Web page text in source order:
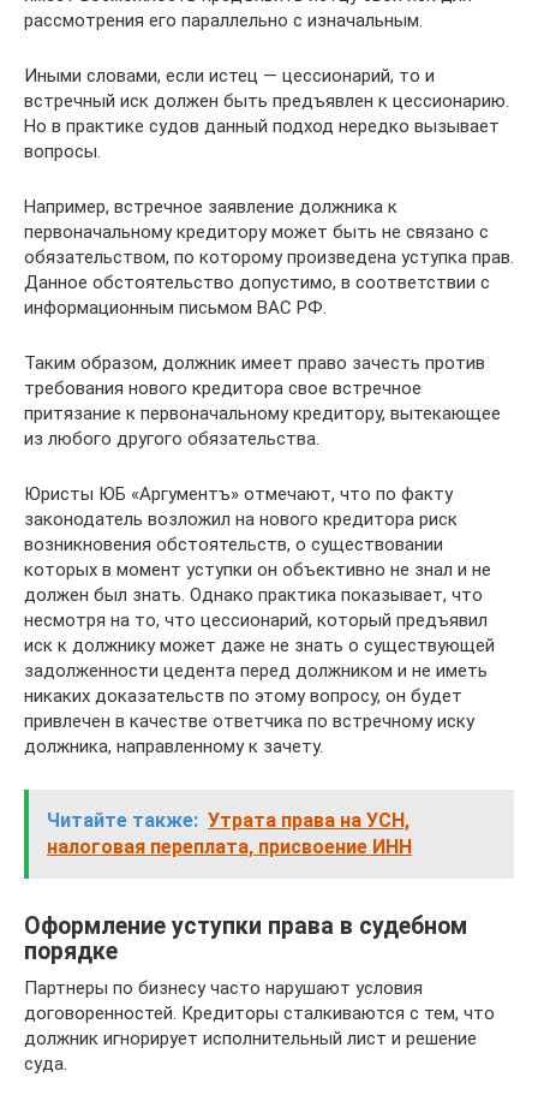
рассмотрения его параллельно с изначальным.
Иными словами, если истец — цессионарий, то и
встречный иск должен быть предъявлен к цессионарию.
Но в практике судов данный подход нередко вызывает
вопросы.
Например, встречное заявление должника к
первоначальному кредитору может быть не связано с
обязательством, по которому произведена уступка прав.
Данное обстоятельство допустимо, в соответствии с
информационным письмом ВАС РФ.
Таким образом, должник имеет право зачесть против
требования нового кредитора свое встречное
притязание к первоначальному кредитору, вытекающее
из любого другого обязательства.
Юристы ЮБ «Аргументъ» отмечают, что по факту
законодатель возложил на нового кредитора риск
возникновения обстоятельств, о существовании
которых в момент уступки он объективно не знал и не
должен был знать. Однако практика показывает, что
несмотря на то, что цессионарий, который предъявил
иск к должнику может даже не знать о существующей
задолженности цедента перед должником и не иметь
никаких доказательств по этому вопросу, он будет
привлечен в качестве ответчика по встречному иску
должника, направленному к зачету.
Читайте также: Утрата права на УСН,
налоговая переплата, присвоение ИНН
Оформление уступки права в судебном
порядке
Партнеры по бизнесу часто нарушают условия
договоренностей. Кредиторы сталкиваются с тем, что
должник игнорирует исполнительный лист и решение
суда.